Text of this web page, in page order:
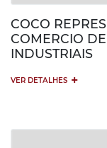
COCO
COMERCIO
INDUSTRIAIS
VER DETALHES +